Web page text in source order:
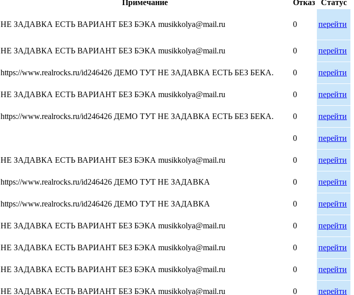
Примечание Отказ
Статус
НЕ ЗАДАВКА ЕСТЬ ВАРИАНТ БЕЗ БЭКА musikkolya@mail.ru 0 перейти
НЕ ЗАДАВКА ЕСТЬ ВАРИАНТ БЕЗ БЭКА musikkolya@mail.ru 0
перейти
https://www.realrocks.ru/id246426 ДЕМО ТУТ НЕ ЗАДАВКА ЕСТЬ БЕЗ БЕКА. 0
перейти
НЕ ЗАДАВКА ЕСТЬ ВАРИАНТ БЕЗ БЭКА musikkolya@mail.ru 0
перейти
https://www.realrocks.ru/id246426 ДЕМО ТУТ НЕ ЗАДАВКА ЕСТЬ БЕЗ БЕКА. 0
перейти
0
перейти
НЕ ЗАДАВКА ЕСТЬ ВАРИАНТ БЕЗ БЭКА musikkolya@mail.ru 0
перейти
https://www.realrocks.ru/id246426 ДЕМО ТУТ НЕ ЗАДАВКА 0
перейти
https://www.realrocks.ru/id246426 ДЕМО ТУТ НЕ ЗАДАВКА 0
перейти
НЕ ЗАДАВКА ЕСТЬ ВАРИАНТ БЕЗ БЭКА musikkolya@mail.ru 0
перейти
НЕ ЗАДАВКА ЕСТЬ ВАРИАНТ БЕЗ БЭКА musikkolya@mail.ru 0
перейти
НЕ ЗАДАВКА ЕСТЬ ВАРИАНТ БЕЗ БЭКА musikkolya@mail.ru 0
перейти
НЕ ЗАДАВКА ЕСТЬ ВАРИАНТ БЕЗ БЭКА musikkolya@mail.ru 0
перейти